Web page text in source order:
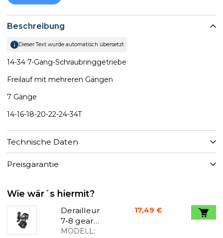
Beschreibung
Dieser Text wurde automatisch übersetzt
14-34 7-Gang-Schraubringgetriebe
Freilauf mit mehreren Gängen
7 Gänge
14-16-18-20-22-24-34T
Technische Daten
Preisgarantie
Wie wär´s hiermit?
Derailleur
7-8 gear
Altus black
MODELL:
17,49 €